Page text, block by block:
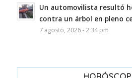
Un automovilista resultó
contra un árbol en pleno
7 agosto, 2026 - 2:34 pm